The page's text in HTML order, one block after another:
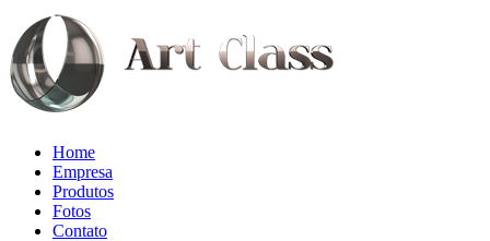
Home
Empresa
Produtos
Fotos
Contato